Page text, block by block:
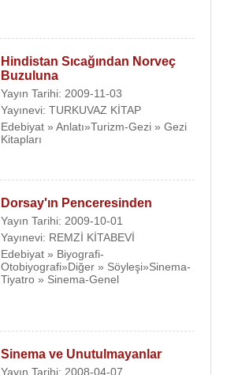
Hindistan Sıcağından Norveç
Buzuluna
Yayın Tarihi: 2009-11-03
Yayınevi: TURKUVAZ KİTAP
Edebiyat » Anlatı»Turizm-Gezi » Gezi
Kitapları
Dorsay'ın Penceresinden
Yayın Tarihi: 2009-10-01
Yayınevi: REMZİ KİTABEVİ
Edebiyat » Biyografi-
Otobiyografi»Diğer » Söyleşi»Sinema-
Tiyatro » Sinema-Genel
Sinema ve Unutulmayanlar
Yayın Tarihi: 2008-04-07